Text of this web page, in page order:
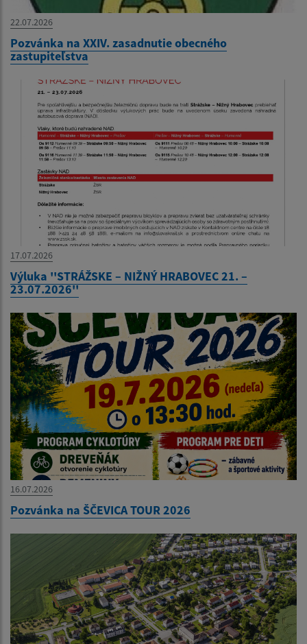
22.07.2026
Pozvánka na XXIV. zasadnutie obecného
zastupiteľstva
17.07.2026
Výluka ''STRÁŽSKE – NIŽNÝ HRABOVEC 21. –
23.07.2026''
16.07.2026
Pozvánka na ŠČEVICA TOUR 2026